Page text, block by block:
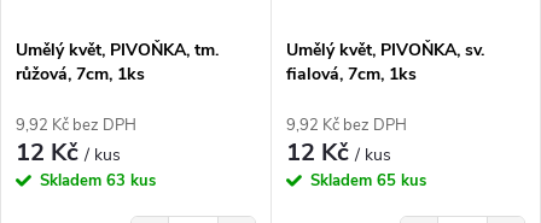
Umělý květ, PIVOŇKA, tm.
růžová, 7cm, 1ks
9,92 Kč bez DPH
12 Kč/ kus
Skladem 63 kus
Umělý květ, PIVOŇKA, sv.
fialová, 7cm, 1ks
9,92 Kč bez DPH
12 Kč/ kus
Skladem 65 kus